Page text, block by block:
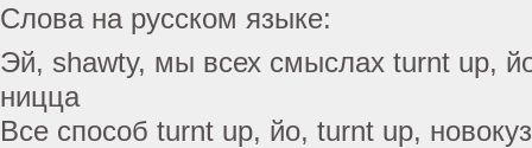
Слова на русском языке:
Эй, shawty, мы всех смыслах turnt up,
ницца
Все способ turnt up, йо, turnt up,